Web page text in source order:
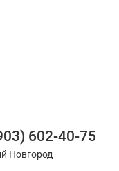
602-40-75
Новгород